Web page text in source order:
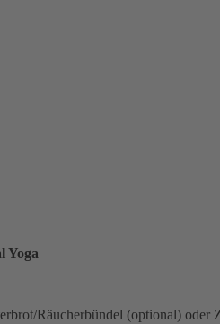
Yoga
Räucherbündel (optional) oder